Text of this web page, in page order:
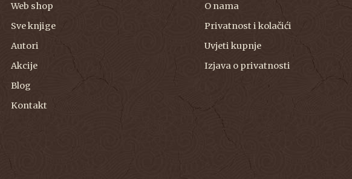
Web shop
Sve knjige
Autori
Akcije
Blog
Kontakt
O nama
Privatnost i kolačići
Uvjeti kupnje
Izjava o privatnosti